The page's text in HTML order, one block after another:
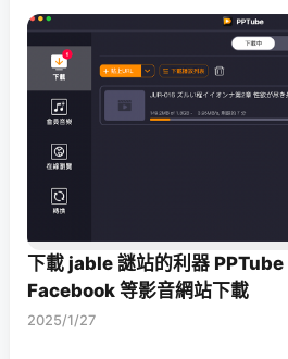
下載 jable 謎站的利器 PPTube
Facebook 等影音網站下載
2025/1/27